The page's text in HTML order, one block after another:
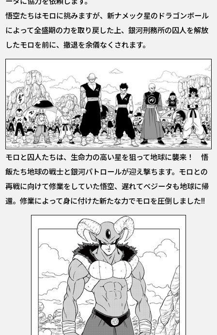
悟空たちはモロに挑みますが、新ナメック星のドラゴンボール
によって全盛期の力を取り戻した上、銀河刑務所の囚人を解放
したモロを前に、撤退を余儀なくされます。
モロと囚人たちは、生命力の高い星を狙って地球に襲来！ 悟
飯たち地球の戦士と銀河パトロールが迎え撃ちます。モロとの
再戦に向けて修業をしていた悟空、遅れてベジータも地球に帰
還。修業によって身に付けた新たな力でモロを圧倒しました!!